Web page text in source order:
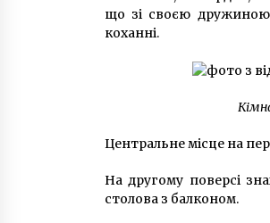
що зі своєю дружиною
коханні.
Центральне місце на
На другому поверсі
столова з балконом.